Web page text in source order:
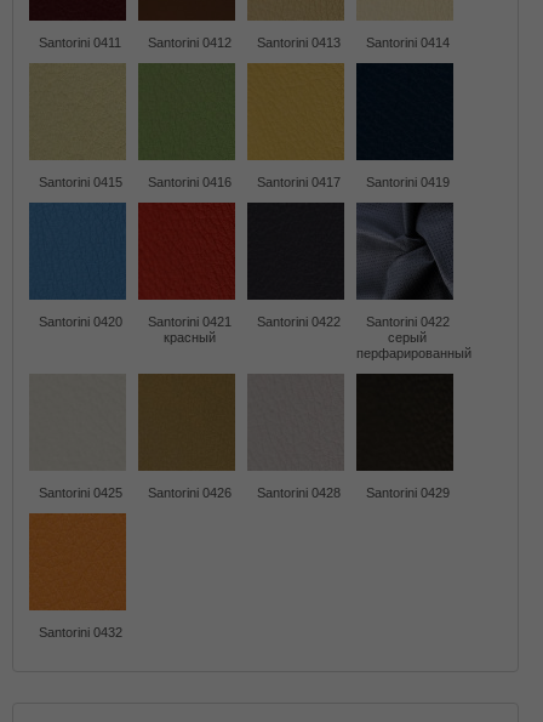
Santorini 0411 Santorini 0412 Santorini 0413 Santorini 0414
Santorini 0415 Santorini 0416 Santorini 0417 Santorini 0419
Santorini 0420
Santorini 0421
красный
Santorini 0422
Santorini 0422
серый
перфарированный
Santorini 0425 Santorini 0426 Santorini 0428 Santorini 0429
Santorini 0432